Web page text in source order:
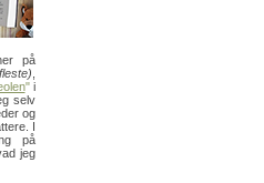
på
"i
selv
og
I
på
jeg